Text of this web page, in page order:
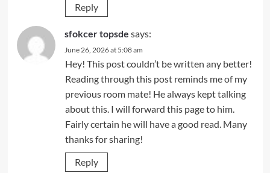
Reply
sfokcer topsde says:
June 26, 2026 at 5:08 am
Hey! This post couldn’t be written any better!
Reading through this post reminds me of my
previous room mate! He always kept talking
about this. I will forward this page to him.
Fairly certain he will have a good read. Many
thanks for sharing!
Reply